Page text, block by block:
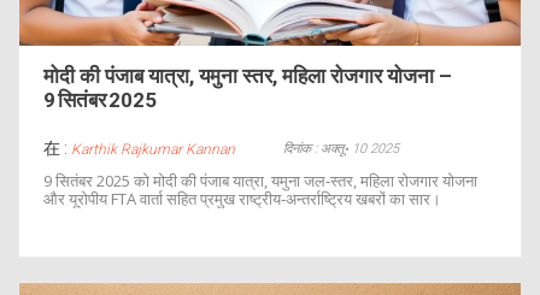
मोदी की पंजाब यात्रा, यमुना स्तर, महिला रोजगार योजना –
9 सितंबर 2025
在 : Karthik Rajkumar Kannan दिनांक : अक्तू॰ 10 2025
9 सितंबर 2025 को मोदी की पंजाब यात्रा, यमुना जल‑स्तर, महिला रोजगार योजना
और यूरोपीय FTA वार्ता सहित प्रमुख राष्ट्रीय‑अन्तर्राष्ट्रिय खबरों का सार।